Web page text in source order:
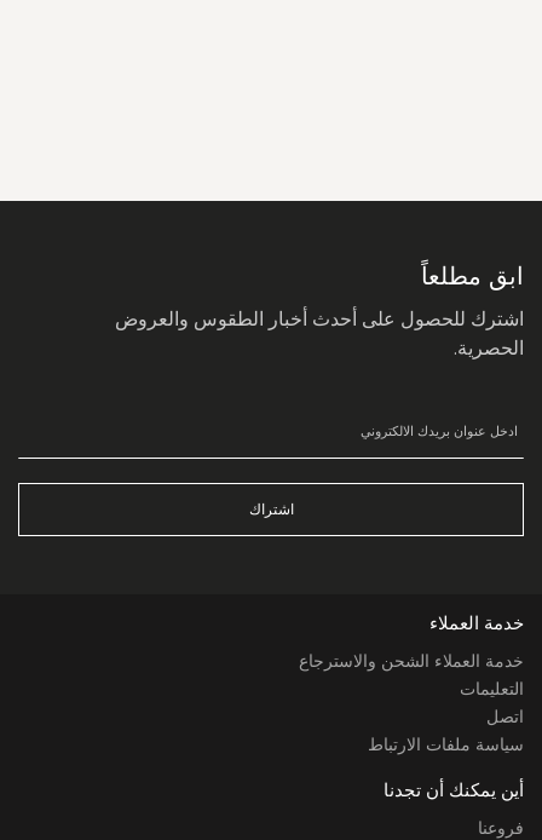
ابق مطلعاً
اشترك للحصول على أحدث أخبار الطقوس والعروض
الحصرية.
اشتراك
خدمة العملاء
خدمة العملاء الشحن والاسترجاع
التعليمات
اتصل
سياسة ملفات الارتباط
أين يمكنك أن تجدنا
فروعنا